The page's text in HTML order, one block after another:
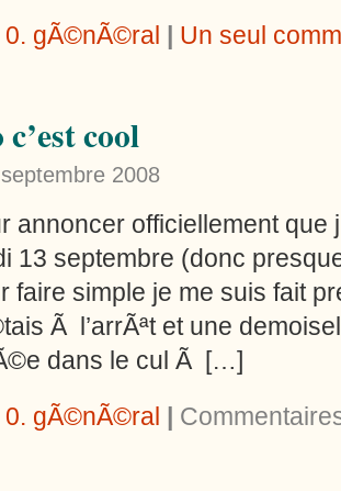
0. gÃ©nÃ©ral | Un seul
cool
2008
annoncer officiellement
13 septembre (donc
faire simple je me suis fait
Ã l’arrÃªt et une
dans le cul Ã […]
0. gÃ©nÃ©ral |